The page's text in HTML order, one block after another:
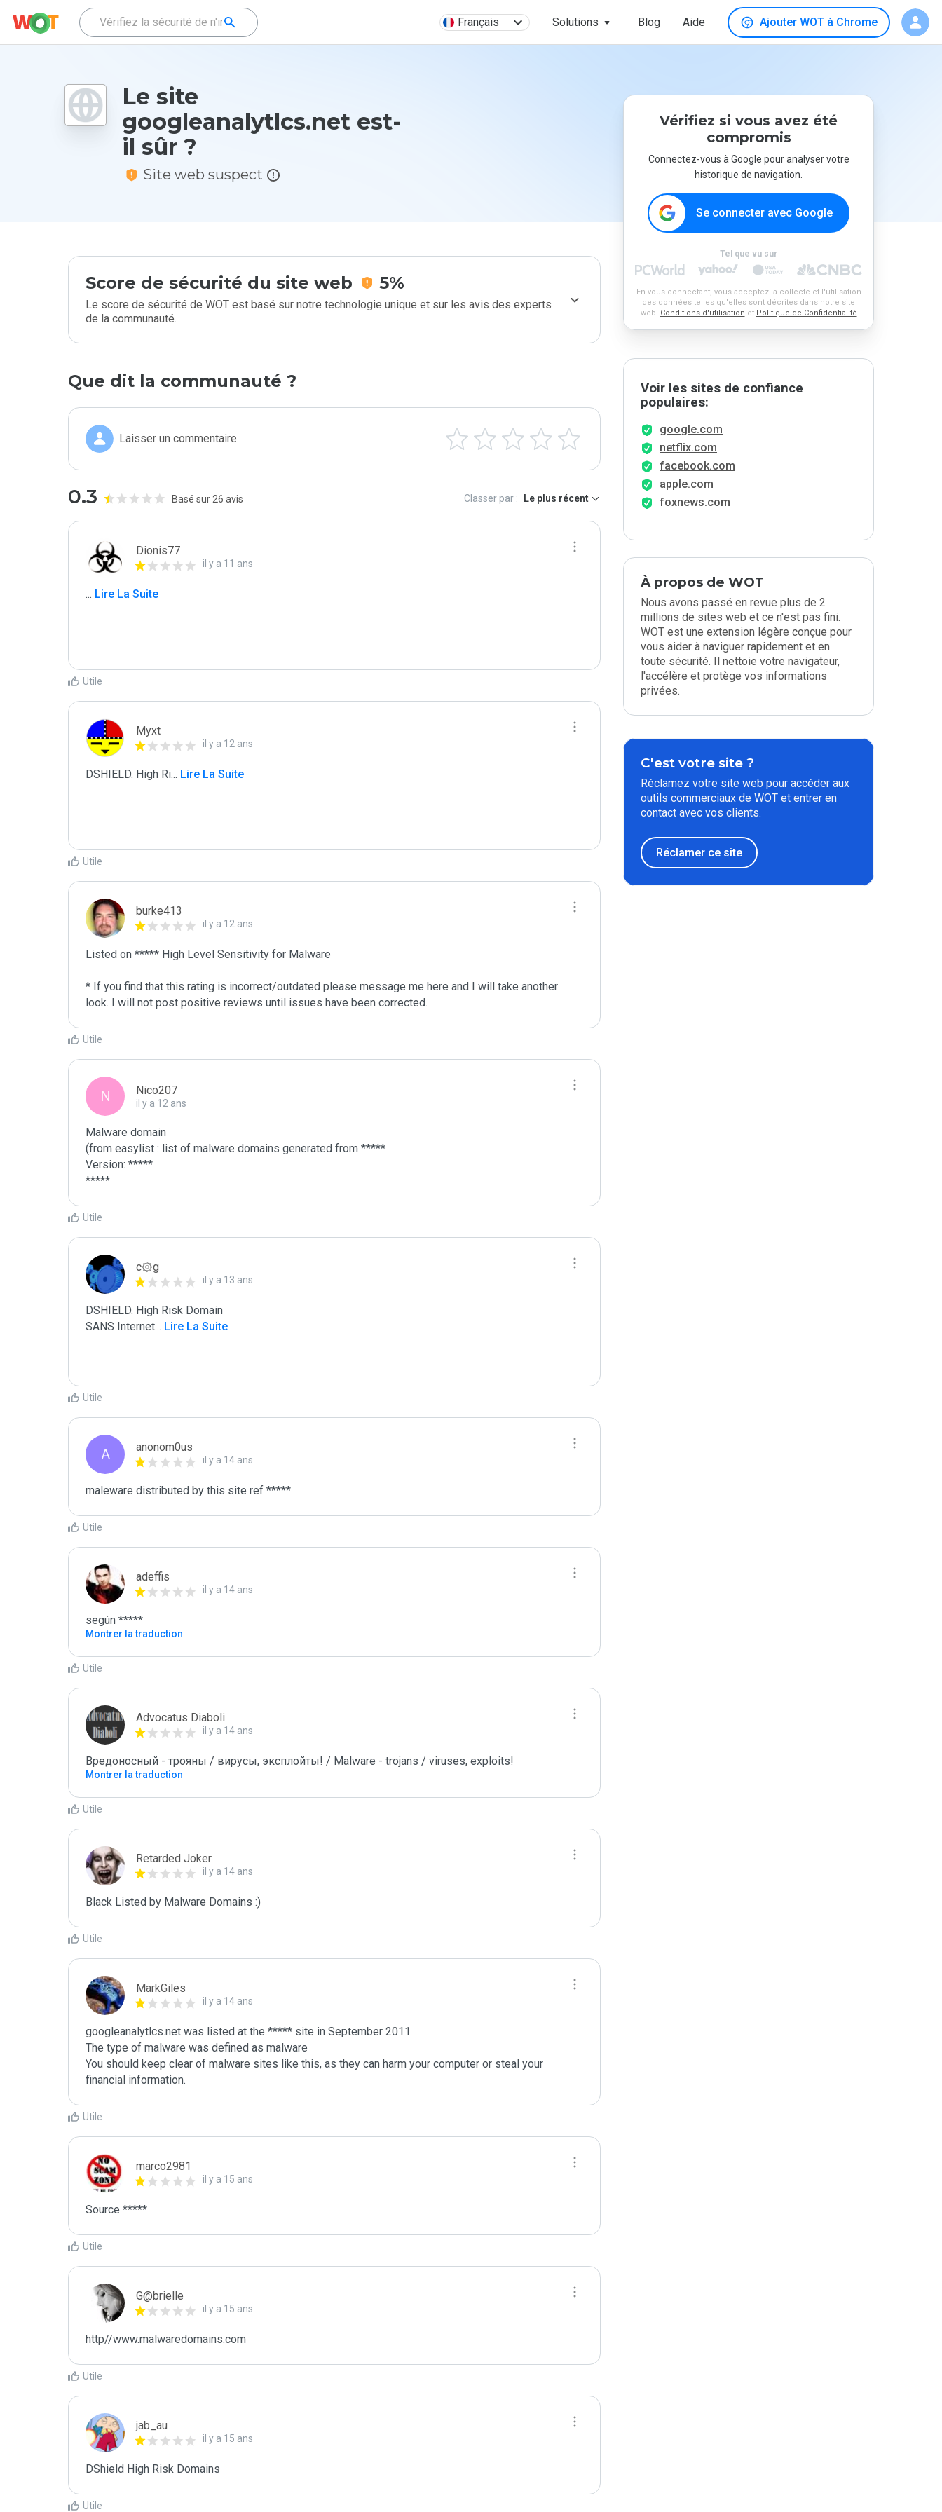
Français Solutions Blog Aide Ajouter WOT à Chrome
Le site
googleanalytlcs.net est-
il sûr ?
Site web suspect
Score de sécurité du site web 5%
Le score de sécurité de WOT est basé sur notre technologie unique et sur les avis des experts
de la communauté.
Que dit la communauté ?
Laisser un commentaire
0.3 Basé sur 26 avis Classer par : Le plus récent
Dionis77
il y a 11 ans
... Lire La Suite
Utile
Myxt
il y a 12 ans
DSHIELD. High Ri... Lire La Suite
Utile
burke413
il y a 12 ans
Listed on ***** High Level Sensitivity for Malware
* If you find that this rating is incorrect/outdated please message me here and I will take another
Utile
N Nico207
il y a 12 ans
Malware domain
(from easylist : list of malware domains generated from *****
Version: *****
*****
Utile
c۞g
il y a 13 ans
DSHIELD. High Risk Domain
SANS Internet... Lire La Suite
Utile
A anonom0us
il y a 14 ans
maleware distributed by this site ref *****
Utile
adeffis
il y a 14 ans
según *****
Montrer la traduction
Utile
Advocatus Diaboli
il y a 14 ans
Вредоносный - трояны / вирусы, эксплойты! / Malware - trojans / viruses, exploits!
Montrer la traduction
Utile
Retarded Joker
il y a 14 ans
Black Listed by Malware Domains :)
Utile
MarkGiles
il y a 14 ans
googleanalytlcs.net was listed at the ***** site in September 2011
The type of malware was defined as malware
You should keep clear of malware sites like this, as they can harm your computer or steal your
Utile
marco2981
il y a 15 ans
Source *****
Utile
G@brielle
il y a 15 ans
http//www.malwaredomains.com
Utile
jab_au
il y a 15 ans
DShield High Risk Domains
Utile
Vérifiez si vous avez été
compromis
Connectez-vous à Google pour analyser votre
historique de navigation.
Se connecter avec Google
Tel que vu sur
En vous connectant, vous acceptez la collecte et l'utilisation
des données telles qu'elles sont décrites dans notre site
web. Conditions d'utilisation et Politique de Confidentialité
Voir les sites de confiance
populaires:
google.com
netflix.com
facebook.com
apple.com
foxnews.com
À propos de WOT
Nous avons passé en revue plus de 2
millions de sites web et ce n'est pas fini.
WOT est une extension légère conçue pour
vous aider à naviguer rapidement et en
toute sécurité. Il nettoie votre navigateur,
l'accélère et protège vos informations
privées.
C'est votre site ?
Réclamez votre site web pour accéder aux
outils commerciaux de WOT et entrer en
contact avec vos clients.
Réclamer ce site